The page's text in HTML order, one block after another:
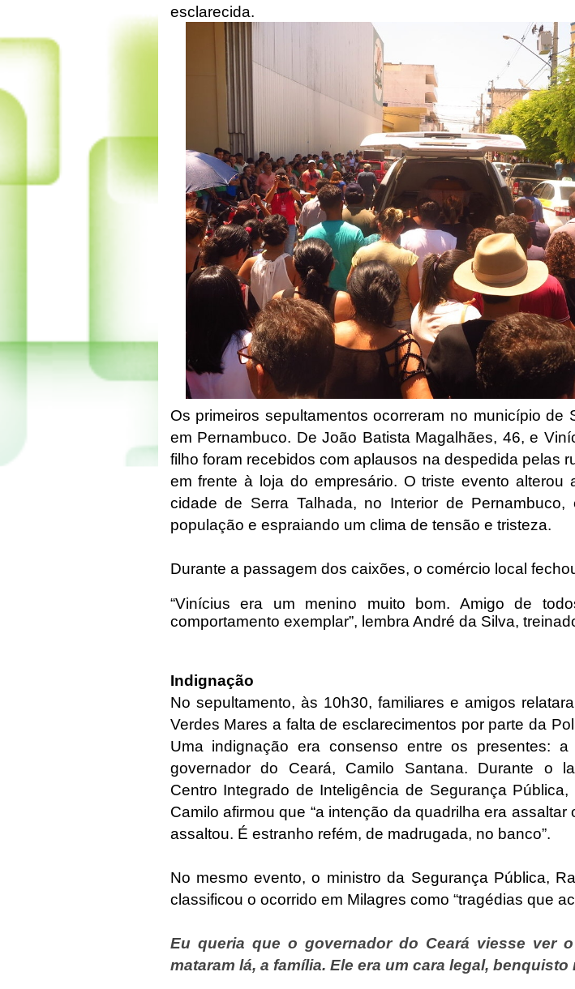
esclarecida.
Os primeiros sepultamentos ocorreram no município de
em Pernambuco. De João Batista Magalhães, 46, e
filho foram recebidos com aplausos na despedida pelas
em frente à loja do empresário. O triste evento alterou
cidade de Serra Talhada, no Interior de Pernambuco,
população e espraiando um clima de tensão e tristeza.
Durante a passagem dos caixões, o comércio local
“Vinícius era um menino muito bom. Amigo de
comportamento exemplar”, lembra André da Silva,
Indignação
No sepultamento, às 10h30, familiares e amigos
Verdes Mares a falta de esclarecimentos por parte da
Uma indignação era consenso entre os presentes: a
governador do Ceará, Camilo Santana. Durante o
Centro Integrado de Inteligência de Segurança Pública,
Camilo afirmou que “a intenção da quadrilha era assaltar
assaltou. É estranho refém, de madrugada, no banco”.
No mesmo evento, o ministro da Segurança Pública,
classificou o ocorrido em Milagres como “tragédias que
Eu queria que o governador do Ceará viesse ver
mataram lá, a família. Ele era um cara legal, benquisto